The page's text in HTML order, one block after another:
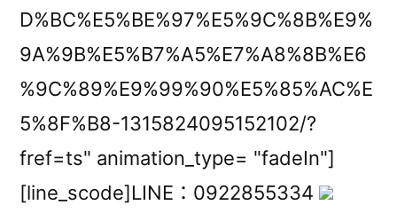
D%BC%E5%BE%97%E5%9C%8B%E9%
9A%9B%E5%B7%A5%E7%A8%8B%E6
%9C%89%E9%99%90%E5%85%AC%E
5%8F%B8-1315824095152102/?
fref=ts" animation_type= "fadeIn"]
[line_scode]LINE：0922855334